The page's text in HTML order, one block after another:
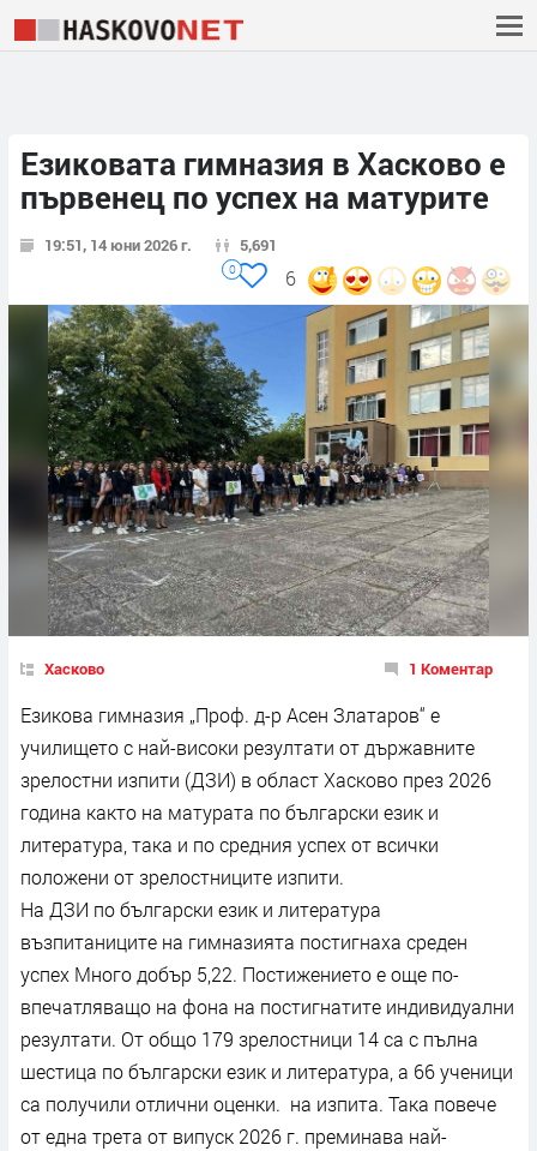
Езиковата гимназия в Хасково е
първенец по успех на матурите
19:51, 14 юни 2026 г. 5,691
6
0
Хасково 1 Коментар
Езикова гимназия „Проф. д-р Асен Златаров“ е
училището с най-високи резултати от държавните
зрелостни изпити (ДЗИ) в област Хасково през 2026
година както на матурата по български език и
литература, така и по средния успех от всички
положени от зрелостниците изпити.
На ДЗИ по български език и литература
възпитаниците на гимназията постигнаха среден
успех Много добър 5,22. Постижението е още по-
впечатляващо на фона на постигнатите индивидуални
резултати. От общо 179 зрелостници 14 са с пълна
шестица по български език и литература, а 66 ученици
са получили отлични оценки. на изпита. Така повече
от една трета от випуск 2026 г. преминава най-